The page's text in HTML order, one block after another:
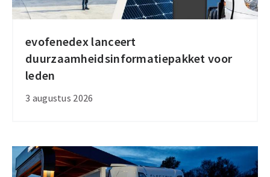
evofenedex lanceert
duurzaamheidsinformatiepakket voor
leden
3 augustus 2026
evofenedex
lanceert
duurzaamheidsinformatiepakket
voor